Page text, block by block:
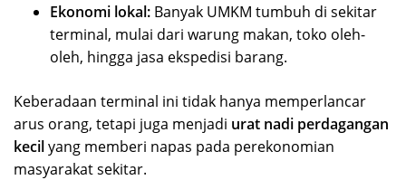
Ekonomi lokal: Banyak UMKM tumbuh di sekitar
terminal, mulai dari warung makan, toko oleh-
oleh, hingga jasa ekspedisi barang.
Keberadaan terminal ini tidak hanya memperlancar
arus orang, tetapi juga menjadi urat nadi perdagangan
kecilyang memberi napas pada perekonomian
masyarakat sekitar.